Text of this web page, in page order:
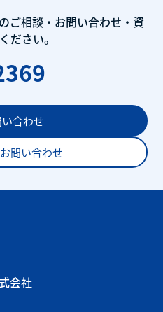
ご相談・ お問い合わせ・ 資
ださい。
合わせ
問い合わせ
会社